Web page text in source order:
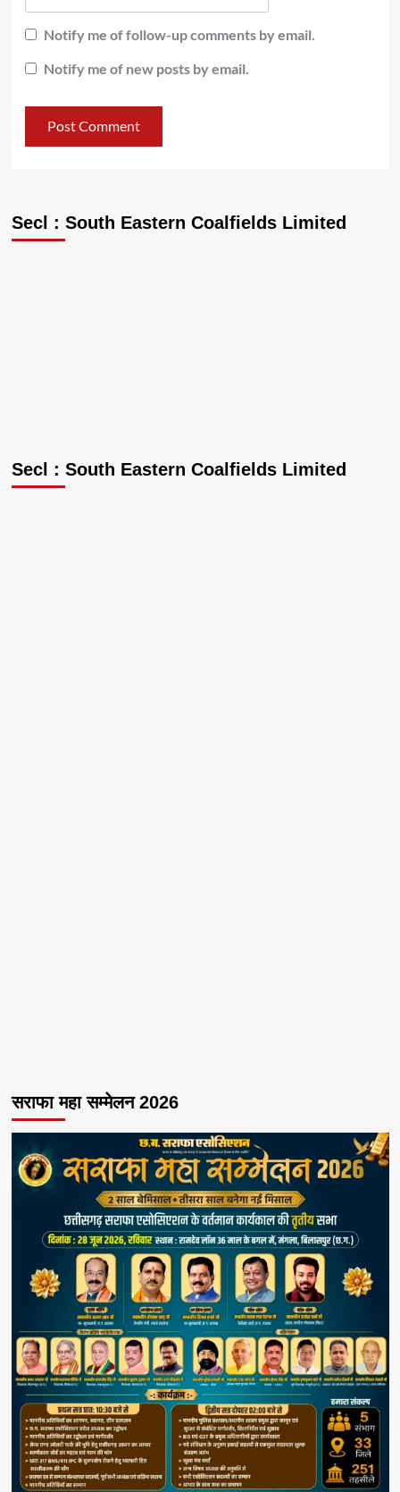
Notify me of follow-up comments by email.
Notify me of new posts by email.
Secl : South Eastern Coalfields Limited
Secl : South Eastern Coalfields Limited
सराफा महा सम्मेलन 2026